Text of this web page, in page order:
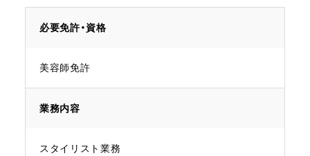
必要免許・資格
美容師免許
業務内容
スタイリスト業務